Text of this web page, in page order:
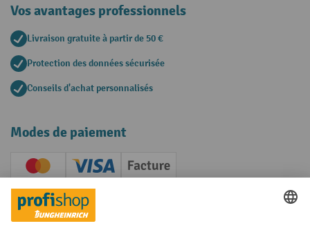
Vos avantages professionnels
Livraison gratuite à partir de 50 €
Protection des données sécurisée
Conseils d'achat personnalisés
Modes de paiement
Creditcard (Master)Creditcard (Visa)
Facture
Paiement anticipé